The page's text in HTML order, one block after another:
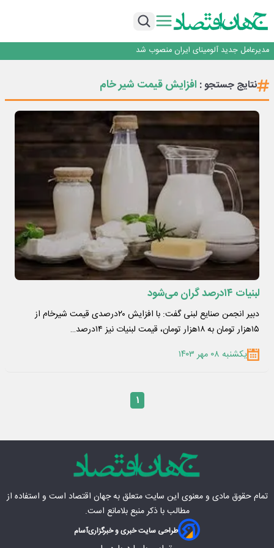
بازگشت فرش ماشینی به اصفهان پس از هفت سال؛ دو نمایشگاه تخصصی در شهر
مدیرعامل جدید آلومینای ایران منصوب شد
رونمایی فولاد غدیر نی ریز از سامانه ی « آقای پولاد»
بازگشت فرش ماشینی به اصفهان پس از هفت سال؛ دو نمایشگاه تخصصی در شهر
نتایج جستجو : افزایش قیمت شیر خام
لبنیات ۱۴درصد گران می‌شود
دبیر انجمن صنایع لبنی گفت: با افزایش ۲۰درصدی قیمت شیرخام از
۱۵هزار تومان به ۱۸هزار تومان، قیمت لبنیات نیز ۱۴درصد…
یکشنبه ۰۸ مهر ۱۴۰۳
۱
تمام حقوق مادی‌ و معنوی این سایت متعلق بهجهان اقتصاد است و استفاده از
مطالب با ذکر منبع بلامانع است.
طراحی سایت خبری و خبرگزاریآسام